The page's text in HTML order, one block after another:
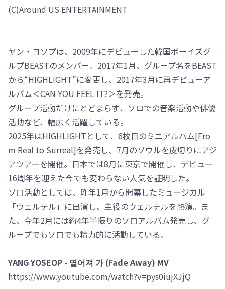
(C)️Around US ENTERTAINMENT
ヤン・ヨソプは、2009年にデビューした韓国ボーイズグ
ルプBEASTのメンバー。2017年1月、グループ名をBEAST
から“HIGHLIGHT”に変更し、2017年3月に再デビューア
ルバム＜CAN YOU FEEL IT?＞を発売。
グループ活動だけにとどまらず、ソロでの音楽活動や俳優
活動など、幅広く活躍している。
2025年はHIGHLIGHTとして、6枚目のミニアルバム[Fro
m Real to Surreal]を発売し、7月のソウルを皮切りにアジ
アツアーを開催。日本では8月に東京で開催し、デビュー
16周年を迎えた今でも変わらない人気を証明した。
ソロ活動としては、昨年1月から開幕したミュージカル
「ウェルテル」に出演し、主役のウェルテルを熱演。ま
た、今年2月には約4年半振りのソロアルバム発売し、グ
ループでもソロでも精力的に活動している。
YANG YOSEOP - 옅어져 가 (Fade Away) MV
https://www.youtube.com/watch?v=pys0iujXJjQ